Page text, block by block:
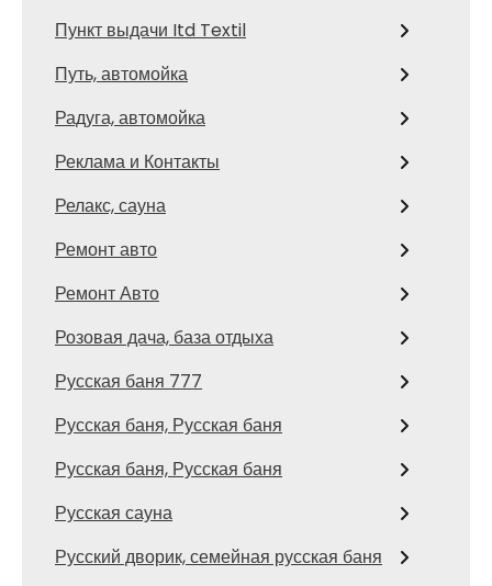
Пункт выдачи Itd Textil
Путь, автомойка
Радуга, автомойка
Реклама и Контакты
Релакс, сауна
Ремонт авто
Ремонт Авто
Розовая дача, база отдыха
Русская баня 777
Русская баня, Русская баня
Русская баня, Русская баня
Русская сауна
Русский дворик, семейная русская баня